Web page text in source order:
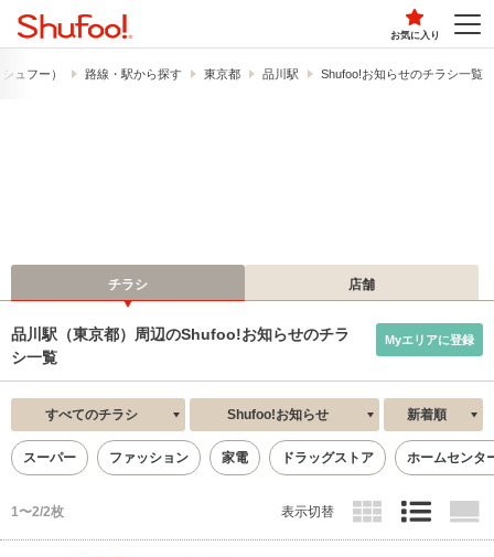
お気に入り
ュフー） 路線・駅から探す 東京都 品川駅 Shufoo!お知らせのチラシ一覧
チラシ 店舗
品川駅（東京都）周辺のShufoo!お知らせのチラ
シ一覧
Myエリアに登録
すべてのチラシ Shufoo!お知らせ 新着順
スーパー ファッション 家電 ドラッグストア ホームセンタ
1〜2/2枚 表示切替